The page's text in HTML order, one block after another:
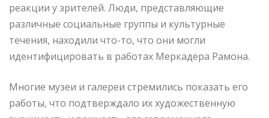
реакции у зрителей. Люди, представляющие
различные социальные группы и культурные
течения, находили что-то, что они могли
идентифицировать в работах Меркадера Рамона.
Многие музеи и галереи стремились показать его
работы, что подтверждало их художественную